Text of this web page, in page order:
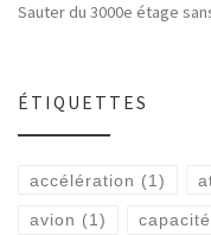
Sauter du 3000e étage
ÉTIQUETTES
accélération (1)
avion (1) capacité